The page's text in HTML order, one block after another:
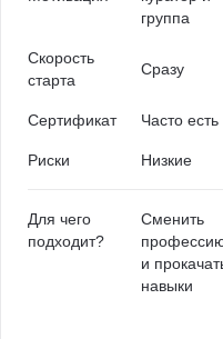
группа
Скорость
старта
Сразу
Сертификат Часто есть
Риски Низкие
Для чего
подходит?
Сменить
и
навыки